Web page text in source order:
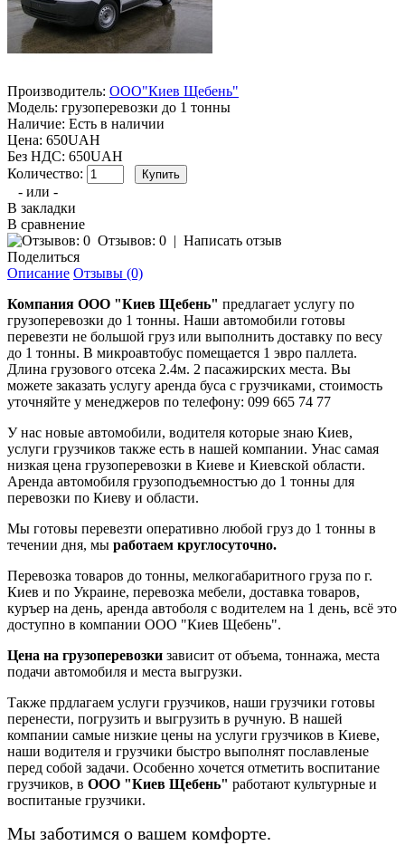
Производитель: ООО"Киев Щебень"
Модель: грузоперевозки до 1 тонны
Наличие: Есть в наличии
Цена: 650UAH
Без НДС: 650UAH
Количество:
- или -
В закладки
В сравнение
Отзывов: 0 | Написать отзыв
Поделиться
Описание Отзывы (0)
Компания ООО "Киев Щебень" предлагает услугу по
грузоперевозки до 1 тонны. Наши автомобили готовы
перевезти не большой груз или выполнить доставку по весу
до 1 тонны. В микроавтобус помещается 1 эвро паллета.
Длина грузового отсека 2.4м. 2 пасажирских места. Вы
можете заказать услугу аренда буса с грузчиками, стоимость
уточняйте у менеджеров по телефону: 099 665 74 77
У нас новые автомобили, водителя которые знаю Киев,
услуги грузчиков также есть в нашей компании. Унас самая
низкая цена грузоперевозки в Киеве и Киевской области.
Аренда автомобиля грузоподъемностъю до 1 тонны для
перевозки по Киеву и области.
Мы готовы перевезти оперативно любой груз до 1 тонны в
течении дня, мы работаем круглосуточно.
Перевозка товаров до тонны, мелкогабаритного груза по г.
Киев и по Украине, перевозка мебели, доставка товаров,
куръер на день, аренда автоболя с водителем на 1 день, всё это
доступно в компании ООО "Киев Щебень".
Цена на грузоперевозки зависит от объема, тоннажа, места
подачи автомобиля и места выгрузки.
Также прдлагаем услуги грузчиков, наши грузчики готовы
перенести, погрузить и выгрузить в ручную. В нашей
компании самые низкие цены на услуги грузчиков в Киеве,
наши водителя и грузчики быстро выполнят пославленые
перед собой задачи. Особенно хочется отметить воспитание
грузчиков, в ООО "Киев Щебень" работают культурные и
воспитаные грузчики.
Мы заботимся о вашем комфорте.